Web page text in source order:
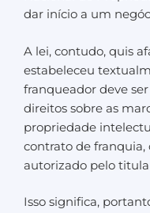
dar início a um
A lei, contudo, quis
estabeleceu
franqueador deve
direitos sobre as
propriedade
contrato de franquia,
autorizado pelo
Isso significa,